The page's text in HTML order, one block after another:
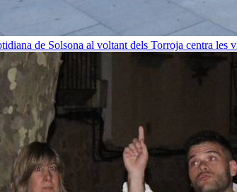
de Solsona al voltant dels Torroja centra les